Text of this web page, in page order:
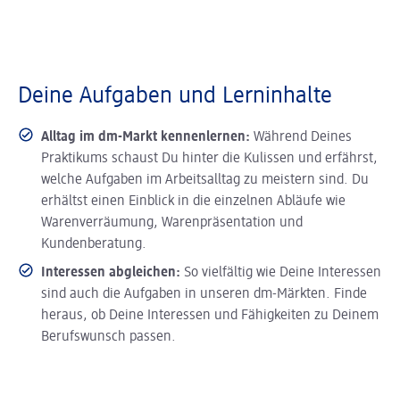
Deine Aufgaben und Lerninhalte
Alltag im dm-Markt kennenlernen: Während Deines
Praktikums schaust Du hinter die Kulissen und erfährst,
welche Aufgaben im Arbeitsalltag zu meistern sind. Du
erhältst einen Einblick in die einzelnen Abläufe wie
Warenverräumung, Warenpräsentation und
Kundenberatung.
Interessen abgleichen: So vielfältig wie Deine Interessen
sind auch die Aufgaben in unseren dm-Märkten. Finde
heraus, ob Deine Interessen und Fähigkeiten zu Deinem
Berufswunsch passen.